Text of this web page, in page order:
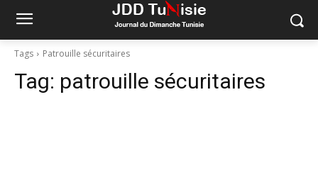
Tags Patrouille sécuritaires
Tag: patrouille sécuritaires